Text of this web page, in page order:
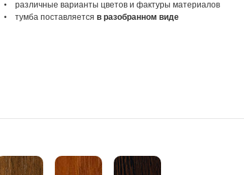
различные варианты цветов и фактуры материалов
тумба поставляется в разобранном виде